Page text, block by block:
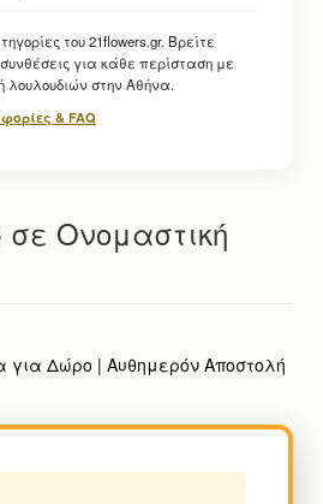
του 21flowers.gr. Βρείτε
για κάθε περίσταση με
στην Αθήνα.
& FAQ
σε Ονομαστική
για Δώρο | Αυθημερόν Αποστολή